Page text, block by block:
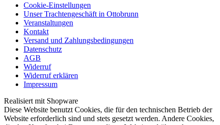
Cookie-Einstellungen
Unser Trachtengeschäft in Ottobrunn
Veranstaltungen
Kontakt
Versand und Zahlungsbedingungen
Datenschutz
AGB
Widerruf
Widerruf erklären
Impressum
Realisiert mit Shopware
Diese Website benutzt Cookies, die für den technischen Betrieb der
Website erforderlich sind und stets gesetzt werden. Andere Cookies,